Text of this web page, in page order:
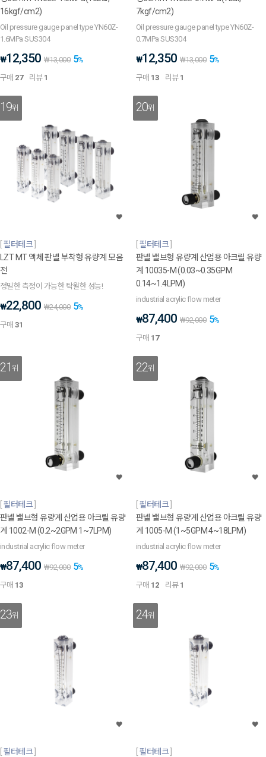
16kgf/cm2)
Oil pressure gauge panel type YN60Z-
1.6MPa SUS304
₩12,350 ₩13,000 5%
구매 27 리뷰 1
7kgf/cm2)
Oil pressure gauge panel type YN60Z-
0.7MPa SUS304
₩12,350 ₩13,000 5%
구매 13 리뷰 1
19위
필터테크
LZT MT 액체 판넬 부착형 유량계 모음
전
정밀한 측정이 가능한 탁월한 성능!
₩22,800 ₩24,000 5%
구매31
20위
필터테크
판넬 밸브형 유량계 산업용 아크릴 유량
계 10035-M (0.03~0.35GPM
0.14~1.4LPM)
industrial acrylic flow meter
₩87,400 ₩92,000 5%
구매 17
21위
필터테크
판넬 밸브형 유량계 산업용 아크릴 유량
계 1002-M (0.2~2GPM 1~7LPM)
industrial acrylic flow meter
₩87,400 ₩92,000 5%
구매 13
22위
필터테크
판넬 밸브형 유량계 산업용 아크릴 유량
계 1005-M (1~5GPM 4~18LPM)
industrial acrylic flow meter
₩87,400 ₩92,000 5%
구매 12 리뷰 1
23위
필터테크
24위
필터테크